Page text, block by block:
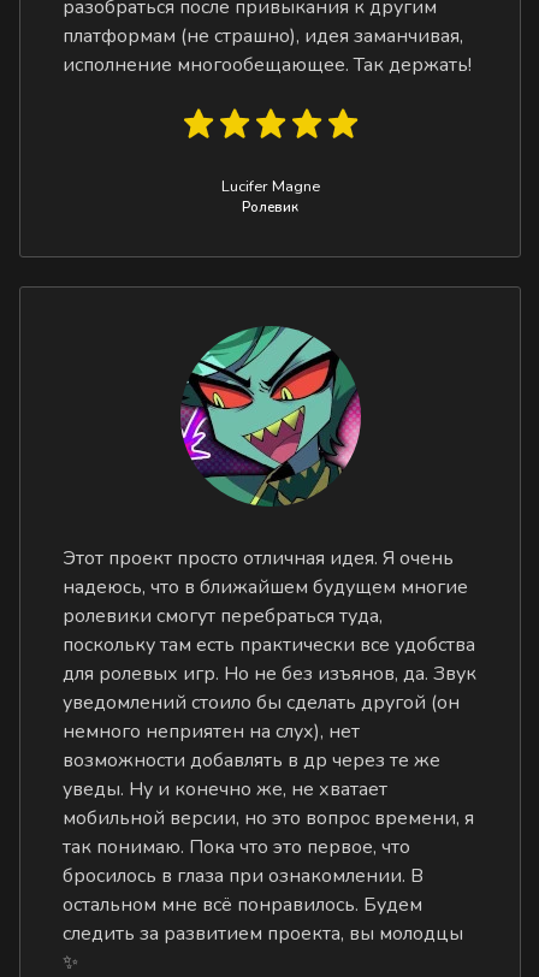
разобраться после привыкания к другим
платформам (не страшно), идея заманчивая,
исполнение многообещающее. Так держать!
Lucifer Magne
Ролевик
Этот проект просто отличная идея. Я очень
надеюсь, что в ближайшем будущем многие
ролевики смогут перебраться туда,
поскольку там есть практически все удобства
для ролевых игр. Но не без изъянов, да. Звук
уведомлений стоило бы сделать другой (он
немного неприятен на слух), нет
возможности добавлять в др через те же
уведы. Ну и конечно же, не хватает
мобильной версии, но это вопрос времени, я
так понимаю. Пока что это первое, что
бросилось в глаза при ознакомлении. В
остальном мне всё понравилось. Будем
следить за развитием проекта, вы молодцы
✨